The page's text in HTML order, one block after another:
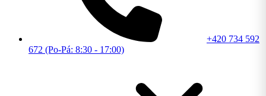
+420 734 592
672 (Po-Pá: 8:30 - 17:00)